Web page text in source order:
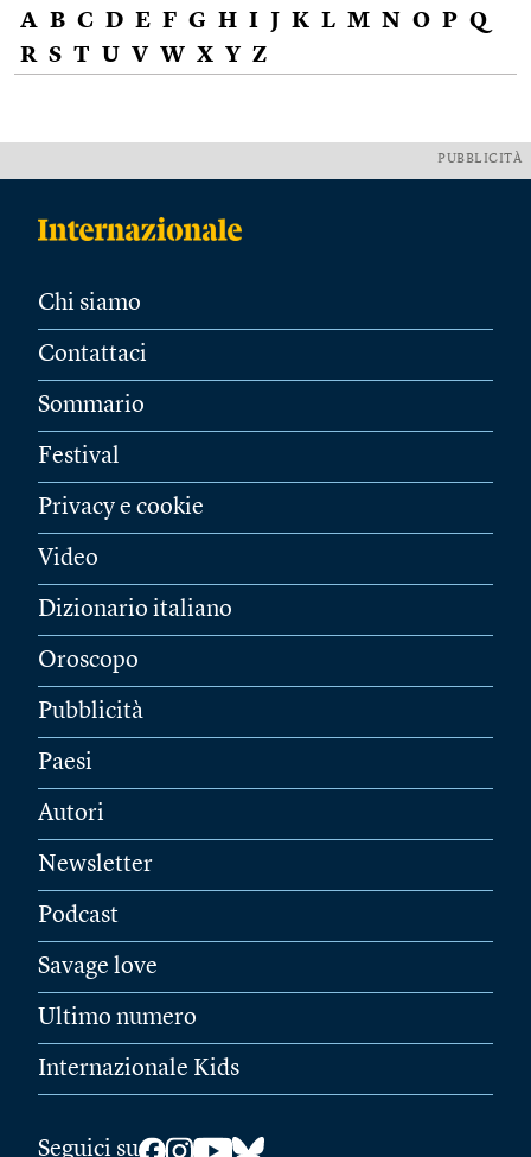
A B C D E F G H I J K L M N O P Q
R S T U V W X Y Z
PUBBLICITÀ
Chi siamo
Contattaci
Sommario
Festival
Privacy e cookie
Video
Dizionario italiano
Oroscopo
Pubblicità
Paesi
Autori
Newsletter
Podcast
Savage love
Ultimo numero
Internazionale Kids
Seguici su